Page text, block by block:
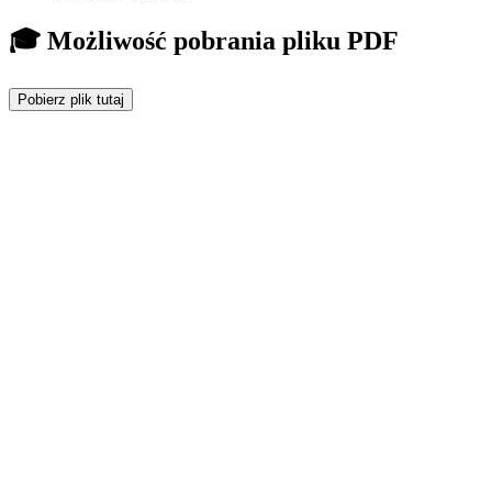
🎓 Możliwość pobrania pliku PDF
Pobierz plik tutaj